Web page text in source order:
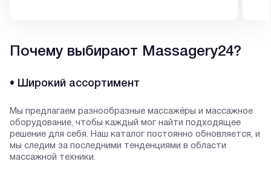
Почему выбирают Massagery24?
• Широкий ассортимент
Мы предлагаем разнообразные массажёры и массажное
оборудование, чтобы каждый мог найти подходящее
решение для себя. Наш каталог постоянно обновляется, и
мы следим за последними тенденциями в области
массажной техники.